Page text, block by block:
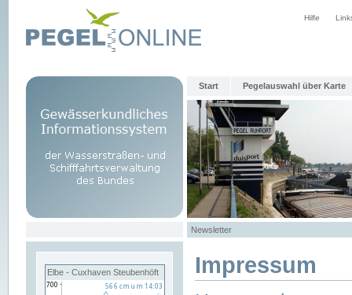
Hilfe
Start Pegelauswahl über Karte
Newsletter
Elbe - Cuxhaven Steubenhöft Impressum